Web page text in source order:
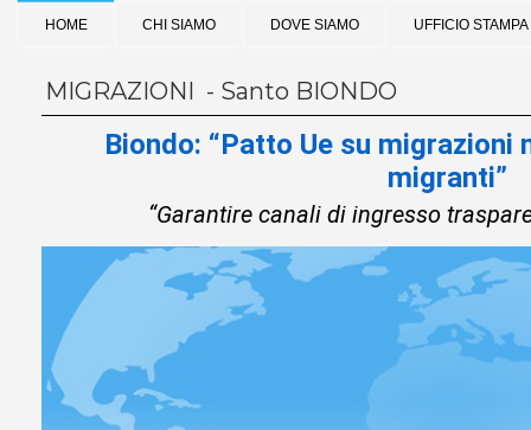
HOME CHI SIAMO DOVE SIAMO UFFICIO STAMPA
MIGRAZIONI - Santo BIONDO
Biondo: “Patto Ue su
migranti”
“Garantire canali di ingresso